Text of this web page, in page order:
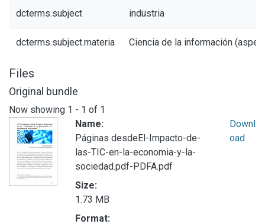
dcterms.subject industria
dcterms.subject.materia Ciencia de la información
Files
Original bundle
Now showing 1 - 1 of 1
Name:
Páginas desdeEl-Impacto-de-
las-TIC-en-la-economia-y-la-
sociedad.pdf-PDFA.pdf
Size:
1.73 MB
Format:
Downl
oad